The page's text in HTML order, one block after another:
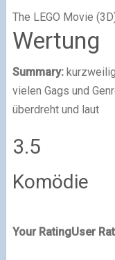
The LEGO Movie
Wertung
Summary:
vielen Gags und
überdreht und laut
3.5
Komödie
Your RatingUser